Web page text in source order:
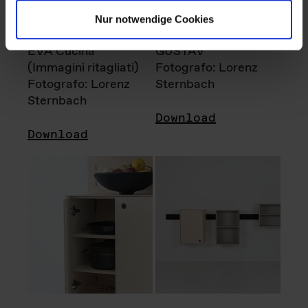
Nur notwendige Cookies
EVA Cucina
(Immagini ritagliati)
Fotografo: Lorenz
Sternbach
Download
GUSTAV
Fotografo: Lorenz
Sternbach
Download